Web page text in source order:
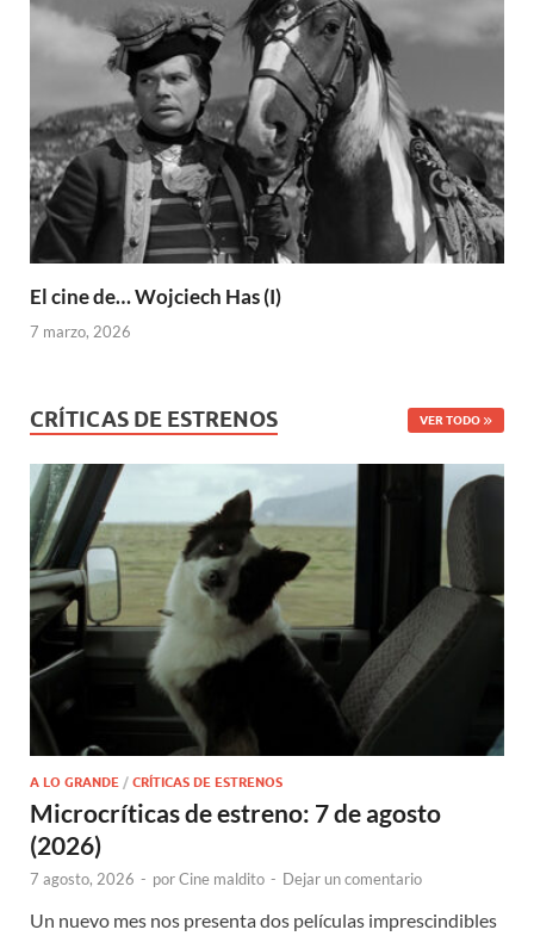
El cine de… Wojciech Has (I)
7 marzo, 2026
CRÍTICAS DE ESTRENOS VER TODO
A LO GRANDE / CRÍTICAS DE ESTRENOS
Microcríticas de estreno: 7 de agosto
(2026)
7 agosto, 2026 - porCine maldito - Dejar un comentario
Un nuevo mes nos presenta dos películas imprescindibles